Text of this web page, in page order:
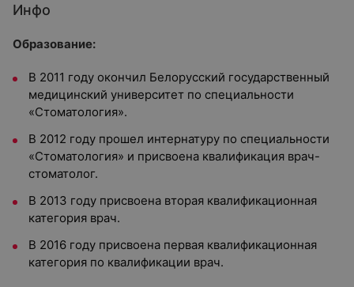
Инфо
Образование:
В 2011 году окончил Белорусский государственный
медицинский университет по специальности
«Стоматология».
В 2012 году прошел интернатуру по специальности
«Стоматология» и присвоена квалификация врач-
стоматолог.
В 2013 году присвоена вторая квалификационная
категория врач.
В 2016 году присвоена первая квалификационная
категория по квалификации врач.